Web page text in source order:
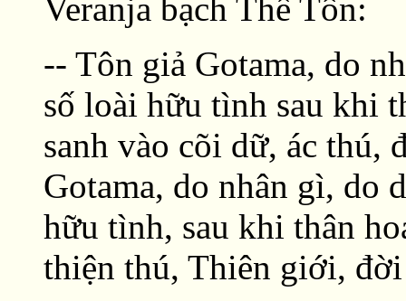
Veranja bạch Thế Tôn:
-- Tôn giả Gotama, do
số loài hữu tình sau khi
sanh vào cõi dữ, ác thú,
Gotama, do nhân gì, do
hữu tình, sau khi thân
thiện thú, Thiên giới, đời